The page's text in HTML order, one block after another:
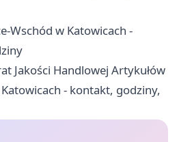
Wschód w Katowicach -
Jakości Handlowej Artykułów
- kontakt, godziny,